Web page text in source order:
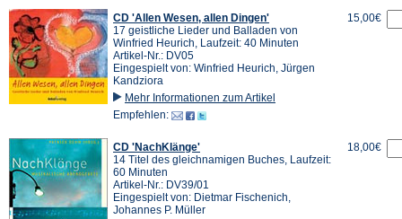
CD 'Allen Wesen, allen Dingen'
17 geistliche Lieder und Balladen von
Winfried Heurich, Laufzeit: 40 Minuten
Artikel-Nr.: DV05
Eingespielt von: Winfried Heurich, Jürgen
Kandziora
Mehr Informationen zum Artikel
Empfehlen:
15,00€
CD 'NachKlänge'
14 Titel des gleichnamigen Buches, Laufzeit:
60 Minuten
Artikel-Nr.: DV39/01
Eingespielt von: Dietmar Fischenich,
Johannes P. Müller
18,00€